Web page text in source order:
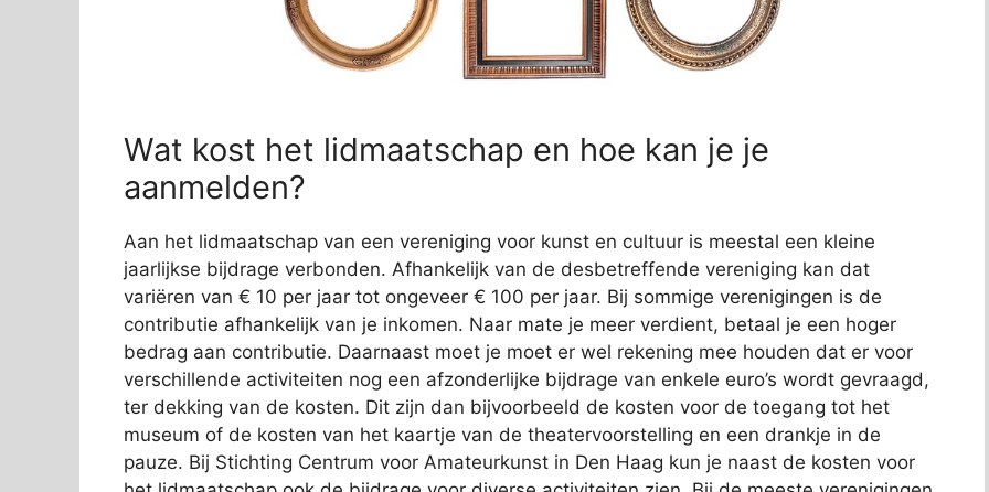
Wat kost het lidmaatschap en hoe kan je je
aanmelden?
Aan het lidmaatschap van een vereniging voor kunst en cultuur is meestal een kleine
jaarlijkse bijdrage verbonden. Afhankelijk van de desbetreffende vereniging kan dat
variëren van € 10 per jaar tot ongeveer € 100 per jaar. Bij sommige verenigingen is de
contributie afhankelijk van je inkomen. Naar mate je meer verdient, betaal je een hoger
bedrag aan contributie. Daarnaast moet je moet er wel rekening mee houden dat er voor
verschillende activiteiten nog een afzonderlijke bijdrage van enkele euro’s wordt gevraagd,
ter dekking van de kosten. Dit zijn dan bijvoorbeeld de kosten voor de toegang tot het
museum of de kosten van het kaartje van de theatervoorstelling en een drankje in de
pauze. Bij Stichting Centrum voor Amateurkunst in Den Haag kun je naast de kosten voor